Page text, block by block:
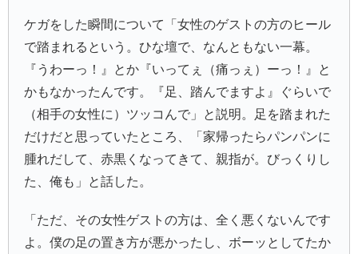
ケガをした瞬間について「女性のゲストの方のヒール
で踏まれるという。ひな壇で、なんともない一幕。
『うわーっ！』とか『いってぇ（痛っぇ）ーっ！』と
かもなかったんです。『足、踏んでますよ』ぐらいで
（相手の女性に）ツッコんで」と説明。足を踏まれた
だけだと思っていたところ、「家帰ったらパンパンに
腫れだして、赤黒くなってきて、親指が。びっくりし
た、俺も」と話した。
「ただ、その女性ゲストの方は、全く悪くないんです
よ。僕の足の置き方が悪かったし、ボーッとしてたか